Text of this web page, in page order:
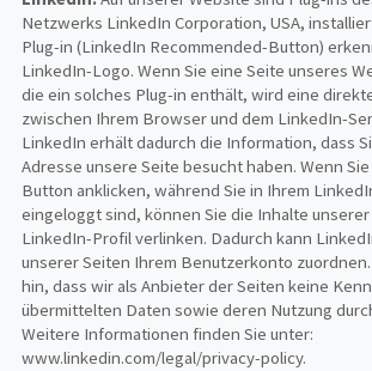
Netzwerks LinkedIn Corporation, USA,
Plug-in (LinkedIn Recommended-Button)
LinkedIn-Logo. Wenn Sie eine Seite unseres
die ein solches Plug-in enthält, wird eine
zwischen Ihrem Browser und dem LinkedIn-
LinkedIn erhält dadurch die Information, dass
Adresse unsere Seite besucht haben. Wenn
Button anklicken, während Sie in Ihrem
eingeloggt sind, können Sie die Inhalte
LinkedIn-Profil verlinken. Dadurch kann
unserer Seiten Ihrem Benutzerkonto
hin, dass wir als Anbieter der Seiten keine
übermittelten Daten sowie deren Nutzung
Weitere Informationen finden Sie unter:
www.linkedin.com/legal/privacy-policy.